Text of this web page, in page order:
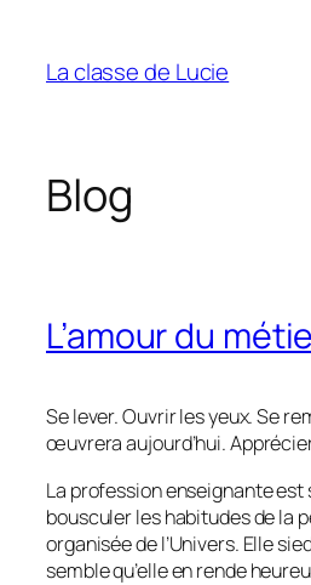
contenu
La classe de Lucie
Blog
L’amour du
Se lever. Ouvrir les yeux. Se
œuvrera aujourd’hui.
La profession enseignante
bousculer les habitudes de la
organisée de l’Univers. Elle
semble qu’elle en rende